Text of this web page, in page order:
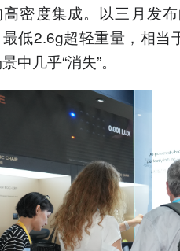
密度集成。以三月发
低2.6g超轻重量，相当
中几乎“消失”。